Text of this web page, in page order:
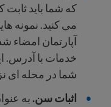
که شما باید ثابت
می کنید. نمونه
آپارتمان امضاء
خدمات با آدرس.
شما در محله ای
اثبات سن.به